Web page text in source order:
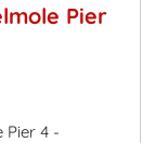
Pier
Pier 4 -